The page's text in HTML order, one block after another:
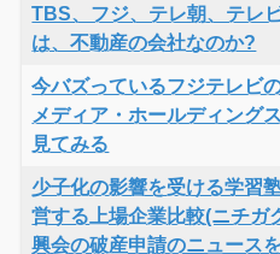
TBS、フジ、テレ朝、テレ
は、不動産の会社なのか?
今バズっているフジテレビ
メディア・ホールディング
見てみる
少子化の影響を受ける学習
営する上場企業比較(ニチガ
興会の破産申請のニュース